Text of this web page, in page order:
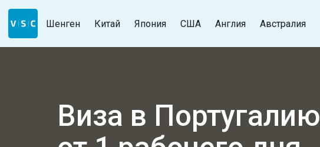
Шенген Китай Япония США Англия Австралия
Виза в Португалию